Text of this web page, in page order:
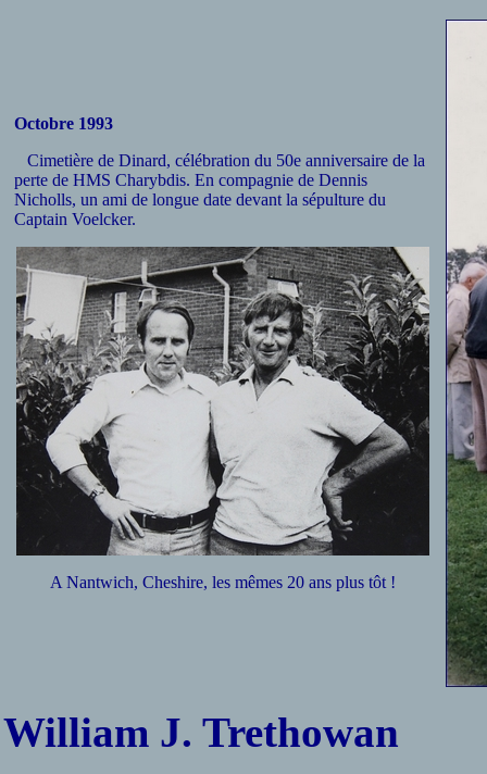
Octobre 1993
Cimetière de Dinard, célébration du 50e anniversaire de la
perte de HMS Charybdis. En compagnie de Dennis
Nicholls, un ami de longue date devant la sépulture du
Captain Voelcker.
A Nantwich, Cheshire, les mêmes 20 ans plus tôt !
William J. Trethowan